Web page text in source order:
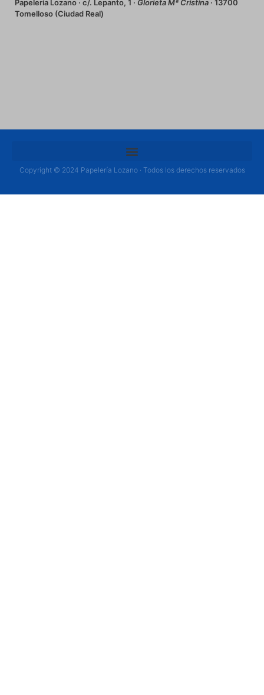
Papelería Lozano · c/. Lepanto, 1 ·Glorieta Mª Cristina· 13700
Tomelloso (Ciudad Real)
Copyright © 2024 Papelería Lozano · Todos los derechos reservados